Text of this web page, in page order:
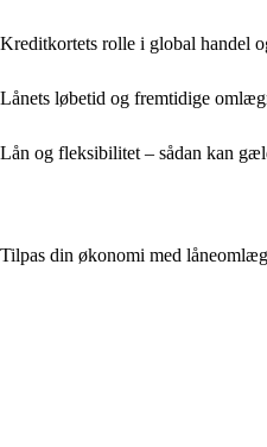
Kreditkortets rolle i global handel
Lånets løbetid og fremtidige
Lån og fleksibilitet – sådan kan
Tilpas din økonomi med